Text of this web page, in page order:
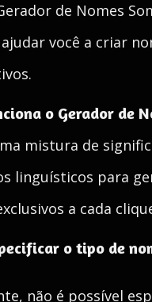
de Nomes
você a criar
o Gerador de
mistura de
linguísticos para
a cada
o tipo de
não é possível